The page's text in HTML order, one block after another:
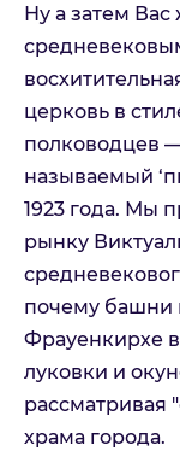
Ну а затем Вас
церковь в
полководцев
называемый
1923 года. Мы
рынку
почему башни
Фрауенкирхе
луковки и
рассматривая
храма города.